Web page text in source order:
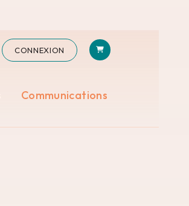
CONNEXION
PANIER
Communications